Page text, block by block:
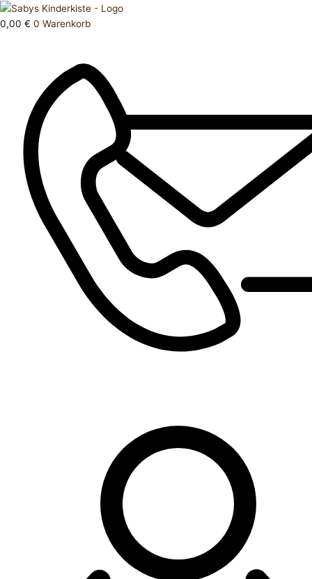
Zum
Inhalt
0,00 € 0 Warenkorb
Products
search
Schlafanzug
80